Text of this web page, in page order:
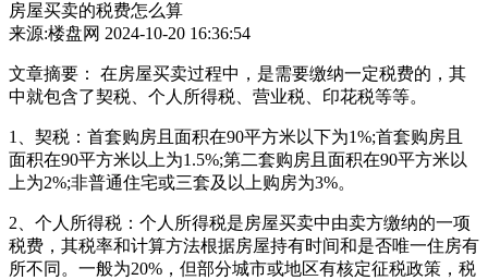
房屋买卖的税费怎么算
来源:楼盘网 2024-10-20 16:36:54
文章摘要： 在房屋买卖过程中，是需要缴纳一定税费的，其
中就包含了契税、个人所得税、营业税、印花税等等。
1、契税：首套购房且面积在90平方米以下为1%;首套购房且
面积在90平方米以上为1.5%;第二套购房且面积在90平方米以
上为2%;非普通住宅或三套及以上购房为3%。
2、个人所得税：个人所得税是房屋买卖中由卖方缴纳的一项
税费，其税率和计算方法根据房屋持有时间和是否唯一住房有
所不同。一般为20%，但部分城市或地区有核定征税政策，税